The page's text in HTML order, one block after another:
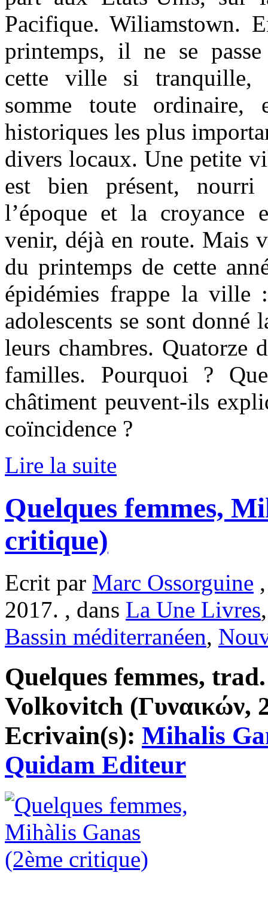
Pacifique. Wiliamstown.
printemps, il ne se passe
cette ville si tranquille,
somme toute ordinaire,
historiques les plus
divers locaux. Une petite
est bien présent,
l’époque et la
venir, déjà en route. Mais
du printemps de cette
épidémies frappe la ville
adolescents se sont donné
leurs chambres. Quatorze
familles. Pourquoi ?
châtiment peuvent-ils
coïncidence ?
Lire la suite
Quelques femmes,
critique)
Ecrit par Marc Ossorguine
2017. , dans La Une Livres
Bassin méditerranéen,
Quelques femmes,
Volkovitch (Γυναικών,
Ecrivain(s): Mihalis
Quidam Editeur